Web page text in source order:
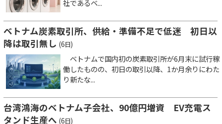
社であるベ...
ベトナム炭素取引所、供給・準備不足で低迷 初日以
降は取引無し (6日)
ベトナムで国内初の炭素取引所が6月末に試行稼
働したものの、初日の取引以降、1か月余りにわた
り新たな...
台湾鴻海のベトナム子会社、90億円増資 EV充電ス
タンド生産へ (6日)